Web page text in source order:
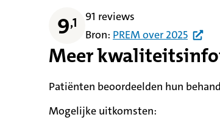
9,1
91 reviews
Bron: PREMover 2025
Meer
Patiënten beoordeelden hun
Mogelijke uitkomsten: